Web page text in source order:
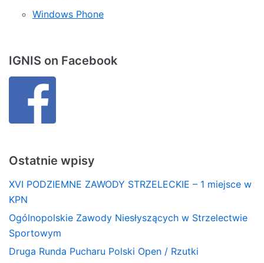
Windows Phone
IGNIS on Facebook
Ostatnie wpisy
XVI PODZIEMNE ZAWODY STRZELECKIE – 1 miejsce w
KPN
Ogólnopolskie Zawody Niesłyszących w Strzelectwie
Sportowym
Druga Runda Pucharu Polski Open / Rzutki